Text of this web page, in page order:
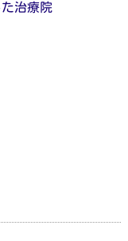
治療院